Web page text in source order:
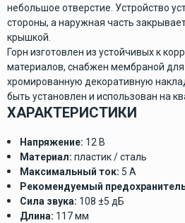
небольшое отверстие. Устройство
стороны, а наружная часть
крышкой.
Горн изготовлен из устойчивых к
материалов, снабжен мембраной
хромированную декоративную
быть установлен и использован на
ХАРАКТЕРИСТИКИ
Напряжение: 12 В
Материал: пластик / сталь
Максимальный ток: 5 А
Рекомендуемый
Сила звука: 108 ±5 дБ
Длина: 117 мм